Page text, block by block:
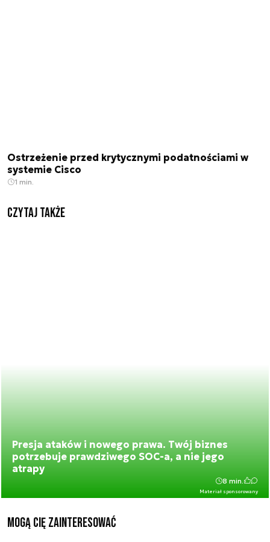
Ostrzeżenie przed krytycznymi podatnościami w
systemie Cisco
1 min.
Czytaj także
Presja ataków i nowego prawa. Twój biznes
potrzebuje prawdziwego SOC-a, a nie jego
atrapy
Materiał sponsorowany
8 min.
Mogą Cię zainteresować